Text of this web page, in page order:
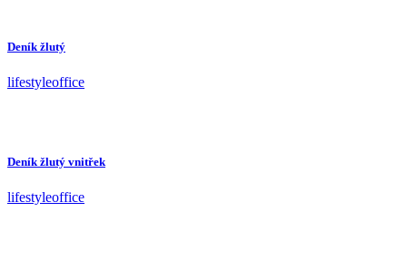
Deník žlutý
lifestyleoffice
Deník žlutý vnitřek
lifestyleoffice